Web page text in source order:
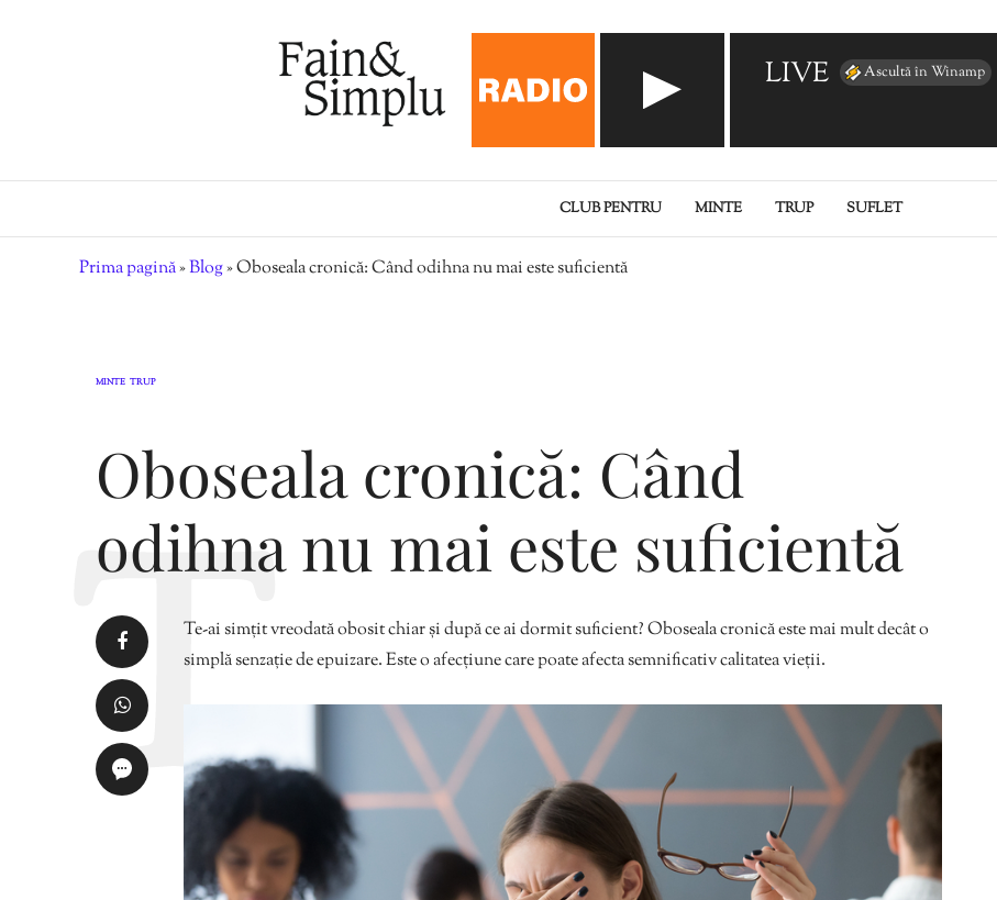
LIVE Ascultă în Winamp
CLUB PENTRU MINTE TRUP SUFLET
Prima pagină»Blog»Oboseala cronică: Când odihna nu mai este suficientă
MINTE TRUP
Oboseala cronică: Când
odihna nu mai este suficientă
Te-ai simțit vreodată obosit chiar și după ce ai dormit suficient? Oboseala cronică este mai mult decât o
simplă senzație de epuizare. Este o afecțiune care poate afecta semnificativ calitatea vieții.
Morar: CUM L-AM
SALVAT PE FĂT-
FRUMOS